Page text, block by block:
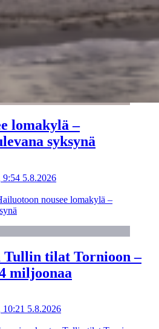
lomakylä –
syksynä
9:54 5.8.2026
nousee lomakylä –
Tullin tilat Tornioon –
miljoonaa
10:21 5.8.2026